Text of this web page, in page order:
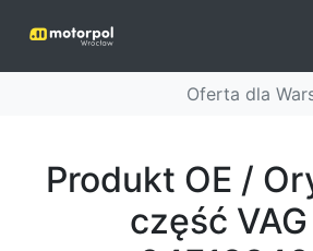
Oferta dla
Produkt OE /
część